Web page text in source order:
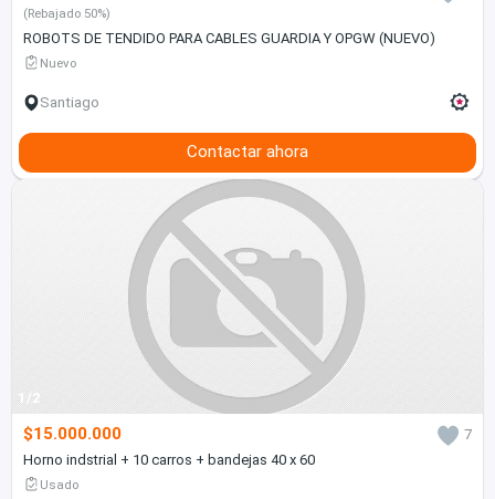
(Rebajado 50%)
ROBOTS DE TENDIDO PARA CABLES GUARDIA Y OPGW (NUEVO)
Nuevo
Santiago
Contactar ahora
1/2
$15.000.000
7
Horno indstrial + 10 carros + bandejas 40 x 60
Usado